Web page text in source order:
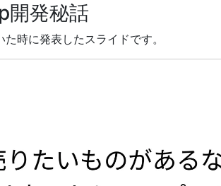
開発秘話
時に発表したスライドです。